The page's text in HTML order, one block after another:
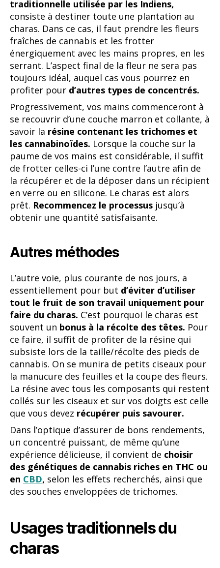
traditionnelle utilisée par les Indiens,
consiste à destiner toute une plantation au
charas. Dans ce cas, il faut prendre les fleurs
fraîches de cannabis et les frotter
énergiquement avec les mains propres, en les
serrant. L’aspect final de la fleur ne sera pas
toujours idéal, auquel cas vous pourrez en
profiter pour d’autres types de concentrés.
Progressivement, vos mains commenceront à
se recouvrir d’une couche marron et collante, à
savoir la résine contenant les trichomes et
les cannabinoïdes. Lorsque la couche sur la
paume de vos mains est considérable, il suffit
de frotter celles-ci l’une contre l’autre afin de
la récupérer et de la déposer dans un récipient
en verre ou en silicone. Le charas est alors
prêt. Recommencez le processus jusqu’à
obtenir une quantité satisfaisante.
Autres méthodes
L’autre voie, plus courante de nos jours, a
essentiellement pour but d’éviter d’utiliser
tout le fruit de son travail uniquement pour
faire du charas. C’est pourquoi le charas est
souvent un bonus à la récolte des têtes. Pour
ce faire, il suffit de profiter de la résine qui
subsiste lors de la taille/récolte des pieds de
cannabis. On se munira de petits ciseaux pour
la manucure des feuilles et la coupe des fleurs.
La résine avec tous les composants qui restent
collés sur les ciseaux et sur vos doigts est celle
que vous devez récupérer puis savourer.
Dans l’optique d’assurer de bons rendements,
un concentré puissant, de même qu’une
expérience délicieuse, il convient de choisir
des génétiques de cannabis riches en THC ou
en CBD, selon les effets recherchés, ainsi que
des souches enveloppées de trichomes.
Usages traditionnels du
charas